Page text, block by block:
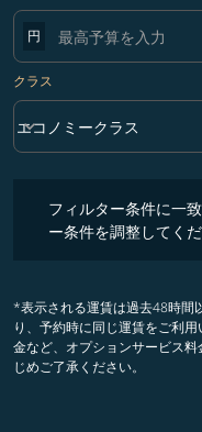
円
クラス
クラス option エコノミー
エコノミークラス
keyboard_arrow_down
フィルター条件に一
ー条件を調整してくだ
*表示される運賃は過去48時間
り、予約時に同じ運賃をご利
金など、オプションサービス
じめご了承ください。